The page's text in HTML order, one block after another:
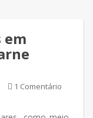
1 Comentário